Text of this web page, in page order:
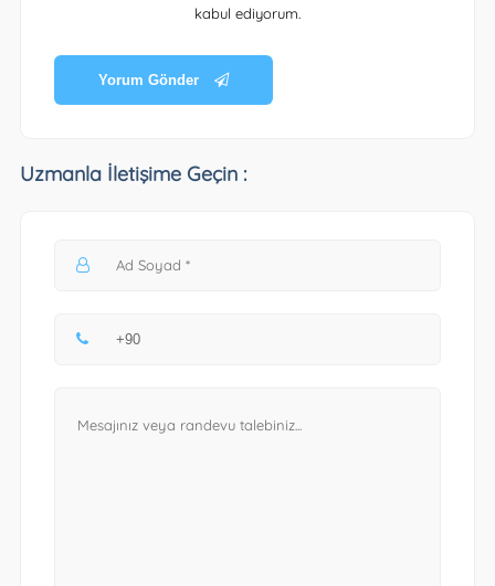
kabul ediyorum.
Yorum Gönder
Uzmanla İletişime Geçin :